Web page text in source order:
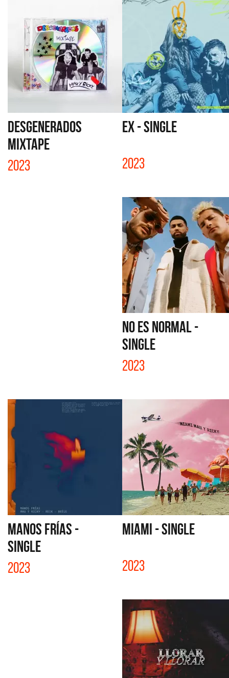
DESGENERADOS
MIXTAPE
2023
EX - SINGLE
2023
NO ES NORMAL -
SINGLE
2023
MANOS FRÍAS -
SINGLE
2023
MIAMI - SINGLE
2023